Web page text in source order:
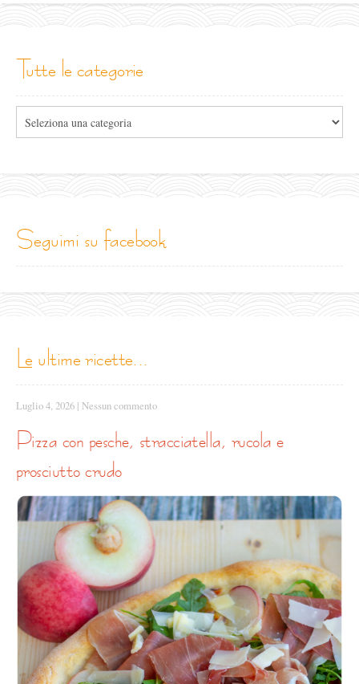
tutte le categorie
seguimi su facebook
le ultime ricette...
Luglio 4, 2026 | Nessun commento
pizza con pesche, stracciatella, rucola e
prosciutto crudo